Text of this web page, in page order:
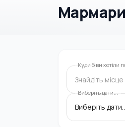
Куди б ви хотіли
Знайдіть
Виберіть дати...